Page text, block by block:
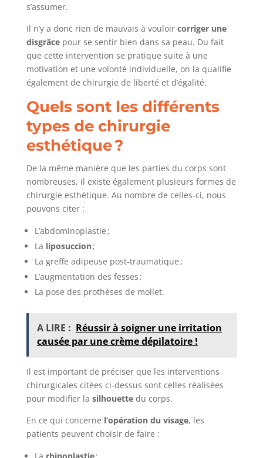
s’assumer.
Il n’y a donc rien de mauvais à vouloir corriger une
disgrâcepour se sentir bien dans sa peau. Du fait
que cette intervention se pratique suite à une
motivation et une volonté individuelle, on la qualifie
également de chirurgie de liberté et d’égalité.
Quels sont les différents
types de chirurgie
esthétique ?
De la même manière que les parties du corps sont
nombreuses, il existe également plusieurs formes de
chirurgie esthétique. Au nombre de celles-ci, nous
pouvons citer :
L’abdominoplastie ;
La liposuccion;
La greffe adipeuse post-traumatique ;
L’augmentation des fesses ;
La pose des prothèses de mollet.
A LIRE : Réussir à soigner une irritation
causée par une crème dépilatoire !
Il est important de préciser que les interventions
chirurgicales citées ci-dessus sont celles réalisées
pour modifier la silhouettedu corps.
En ce qui concerne l’opération du visage, les
patients peuvent choisir de faire :